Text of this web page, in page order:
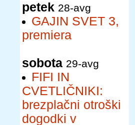
petek 28-avg
GAJIN SVET 3,
premiera
sobota 29-avg
FIFI IN
CVETLIČNIKI:
brezplačni otroški
dogodki v